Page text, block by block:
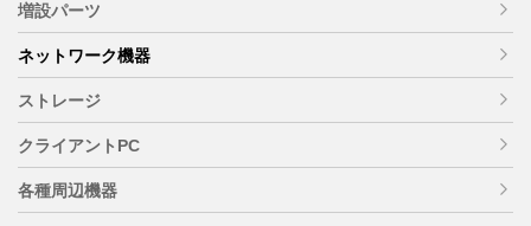
増設パーツ
ネットワーク機器
ストレージ
クライアントPC
各種周辺機器